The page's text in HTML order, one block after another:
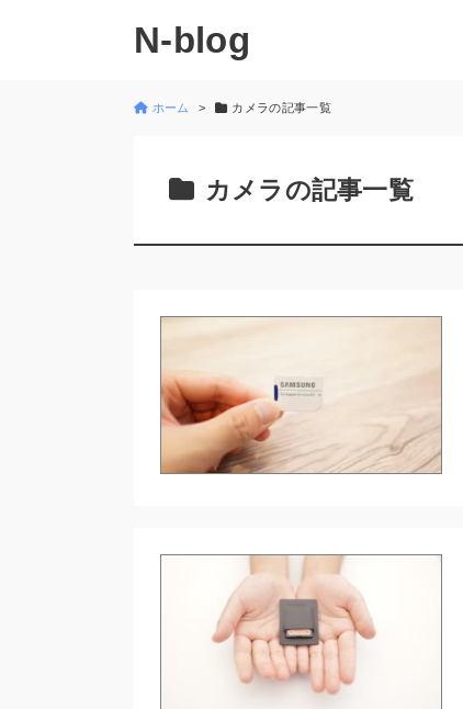
N-blog
ホーム カメラの記事一覧
カメラの記事一覧